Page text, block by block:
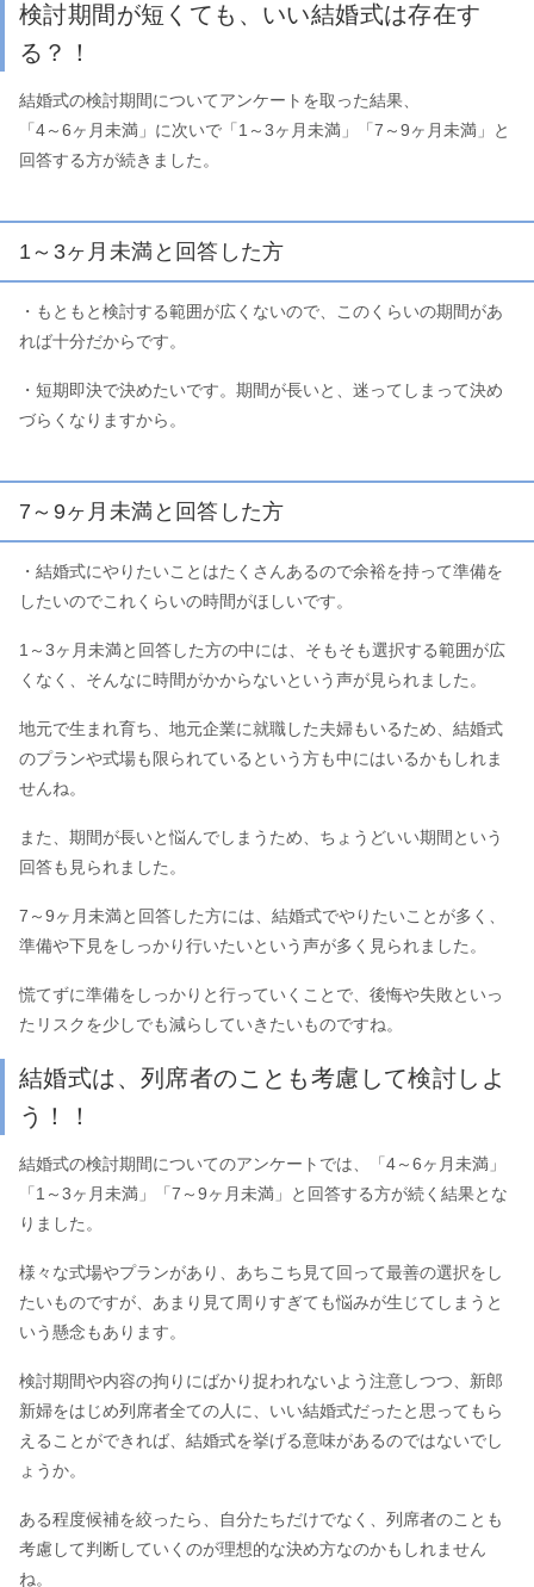
検討期間が短くても、いい結婚式は存在す
る？！
結婚式の検討期間についてアンケートを取った結果、
「4～6ヶ月未満」に次いで「1～3ヶ月未満」「7～9ヶ月未満」と
回答する方が続きました。
1～3ヶ月未満と回答した方
・もともと検討する範囲が広くないので、このくらいの期間があ
れば十分だからです。
・短期即決で決めたいです。期間が長いと、迷ってしまって決め
づらくなりますから。
7～9ヶ月未満と回答した方
・結婚式にやりたいことはたくさんあるので余裕を持って準備を
したいのでこれくらいの時間がほしいです。
1～3ヶ月未満と回答した方の中には、そもそも選択する範囲が広
くなく、そんなに時間がかからないという声が見られました。
地元で生まれ育ち、地元企業に就職した夫婦もいるため、結婚式
のプランや式場も限られているという方も中にはいるかもしれま
せんね。
また、期間が長いと悩んでしまうため、ちょうどいい期間という
回答も見られました。
7～9ヶ月未満と回答した方には、結婚式でやりたいことが多く、
準備や下見をしっかり行いたいという声が多く見られました。
慌てずに準備をしっかりと行っていくことで、後悔や失敗といっ
たリスクを少しでも減らしていきたいものですね。
結婚式は、列席者のことも考慮して検討しよ
う！！
結婚式の検討期間についてのアンケートでは、「4～6ヶ月未満」
「1～3ヶ月未満」「7～9ヶ月未満」と回答する方が続く結果とな
りました。
様々な式場やプランがあり、あちこち見て回って最善の選択をし
たいものですが、あまり見て周りすぎても悩みが生じてしまうと
いう懸念もあります。
検討期間や内容の拘りにばかり捉われないよう注意しつつ、新郎
新婦をはじめ列席者全ての人に、いい結婚式だったと思ってもら
えることができれば、結婚式を挙げる意味があるのではないでし
ょうか。
ある程度候補を絞ったら、自分たちだけでなく、列席者のことも
考慮して判断していくのが理想的な決め方なのかもしれません
ね。